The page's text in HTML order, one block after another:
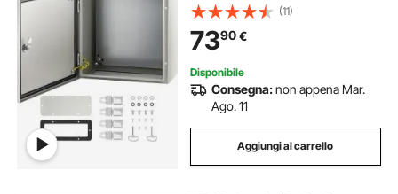
(11)
7390€
Disponibile
Consegna:non appena Mar.
Ago. 11
Aggiungi al carrello